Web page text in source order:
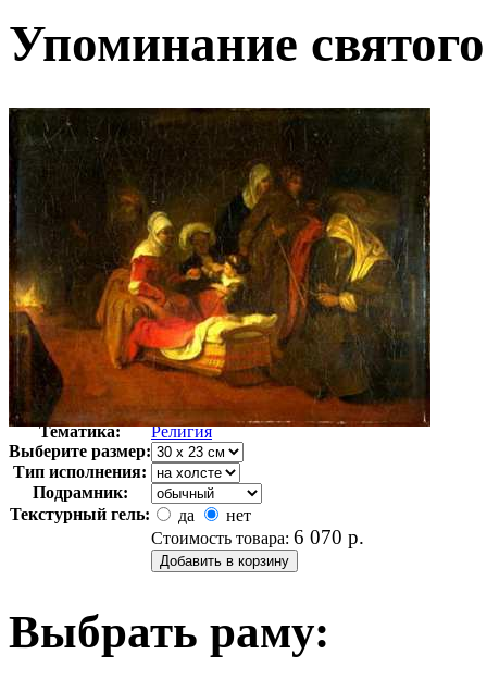
Упоминание
Автор:
Фабрициус Барент
Арт-стиль
Жанровая живопись
Тематика:
Религия
Выберите размер:
Тип исполнения:
Подрамник:
Текстурный гель:
да
нет
Стоимость товара: 6 070 р.
Выбрать раму: